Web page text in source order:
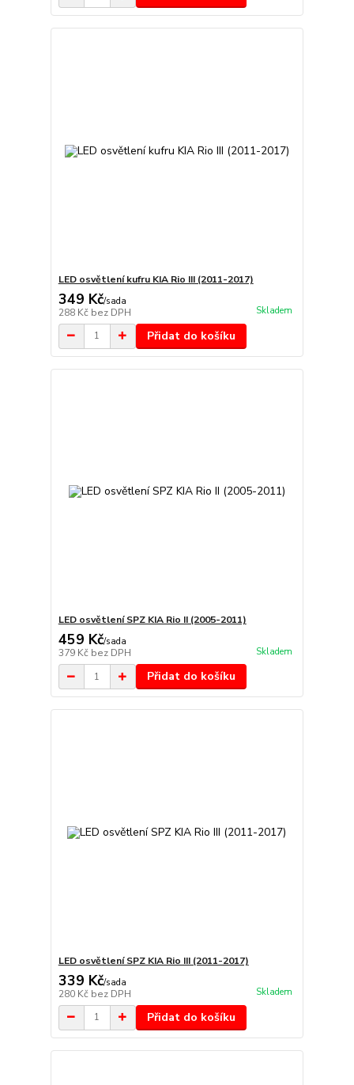
LED osvětlení kufru KIA Rio III (2011-2017)
349 Kč/sada
288 Kč bez DPH Skladem
Přidat do košíku
LED osvětlení SPZ KIA Rio II (2005-2011)
459 Kč/sada
379 Kč bez DPH Skladem
Přidat do košíku
LED osvětlení SPZ KIA Rio III (2011-2017)
339 Kč/sada
280 Kč bez DPH Skladem
Přidat do košíku